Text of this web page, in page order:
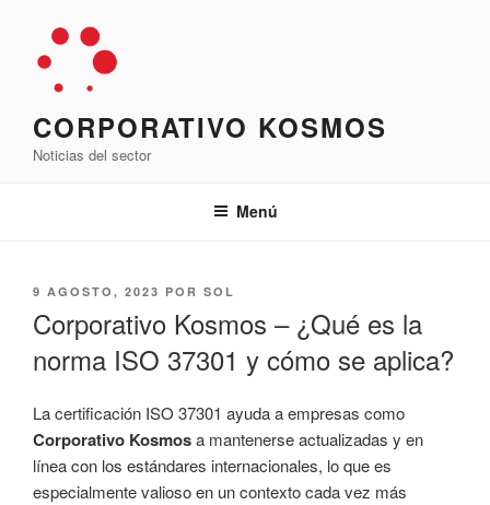
contenido
CORPORATIVO KOSMOS
Noticias del sector
Menú
PUBLICADO
9 AGOSTO, 2023 POR SOL
Corporativo Kosmos – ¿Qué es la
norma ISO 37301 y cómo se aplica?
La certificación ISO 37301 ayuda a empresas como
Corporativo Kosmosa mantenerse actualizadas y en
línea con los estándares internacionales, lo que es
especialmente valioso en un contexto cada vez más